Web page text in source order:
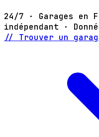
24/7 · Garages en
indépendant ·
// Trouver un